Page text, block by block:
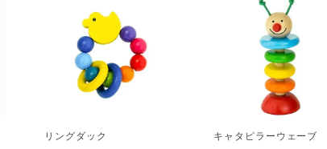
リングダック キャタピラーウェーブ